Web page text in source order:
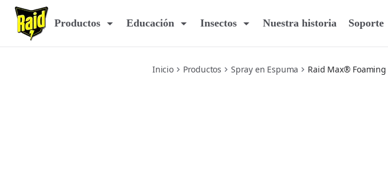
raid-max-foaming-wasp-and-hornet-killer
Productos Educación Insectos Nuestra historia Soporte
Inicio Productos Spray en Espuma Raid Max®